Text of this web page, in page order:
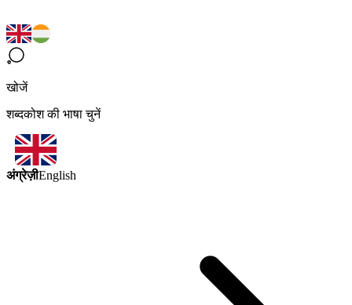
खोजें
शब्दकोश की भाषा चुनें
अंग्रेज़ीEnglish